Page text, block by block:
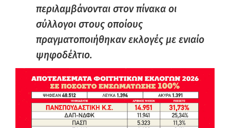
περιλαμβάνονται στον πίνακα οι
σύλλογοι στους οποίους
πραγματοποιήθηκαν εκλογές με ενιαίο
ψηφοδέλτιο.